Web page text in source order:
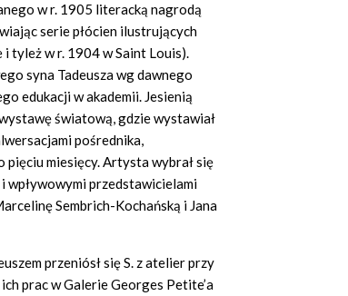
w r. 1905 literacką nagrodą
serie płócien ilustrujących
i tyleż w r. 1904 w Saint Louis).
syna Tadeusza wg dawnego
edukacji w akademii. Jesienią
światową, gdzie wystawiał
pośrednika,
pięciu miesięcy. Artysta wybrał się
wpływowymi przedstawicielami
Sembrich-Kochańską i Jana
przeniósł się S. z atelier przy
prac w Galerie Georges Petite’a